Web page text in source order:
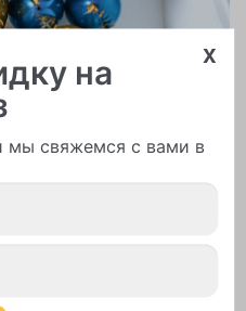
x
на
мы свяжемся с вами в